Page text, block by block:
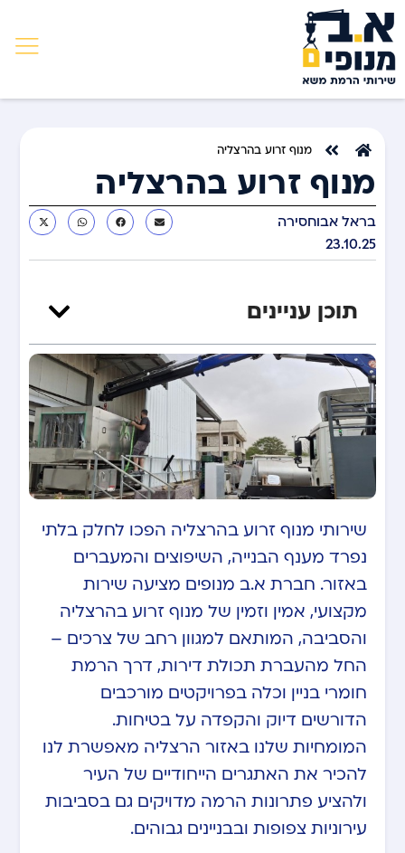
מנוף זרוע בהרצליה
מנוף זרוע בהרצליה
בראל אבוחסירה
23.10.25
תוכן עניינים
שירותי מנוף זרוע בהרצליה הפכו לחלק בלתי
נפרד מענף הבנייה, השיפוצים והמעברים
באזור. חברת א.ב מנופים מציעה שירות
מקצועי, אמין וזמין של מנוף זרוע בהרצליה
והסביבה, המותאם למגוון רחב של צרכים –
החל מהעברת תכולת דירות, דרך הרמת
חומרי בניין וכלה בפרויקטים מורכבים
הדורשים דיוק והקפדה על בטיחות.
המומחיות שלנו באזור הרצליה מאפשרת לנו
להכיר את האתגרים הייחודיים של העיר
ולהציע פתרונות הרמה מדויקים גם בסביבות
עירוניות צפופות ובבניינים גבוהים.